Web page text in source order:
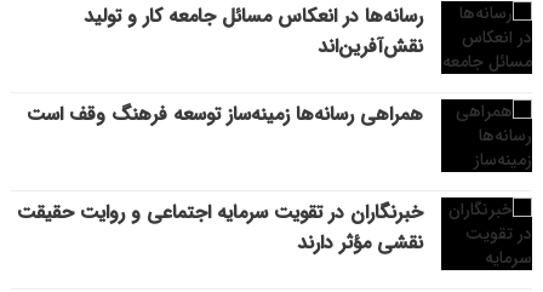
رسانه‌ها در انعکاس مسائل جامعه کار و تولید
نقش‌آفرین‌اند
همراهی رسانه‌ها زمینه‌ساز توسعه فرهنگ وقف است
خبرنگاران در تقویت سرمایه اجتماعی و روایت حقیقت
نقشی مؤثر دارند